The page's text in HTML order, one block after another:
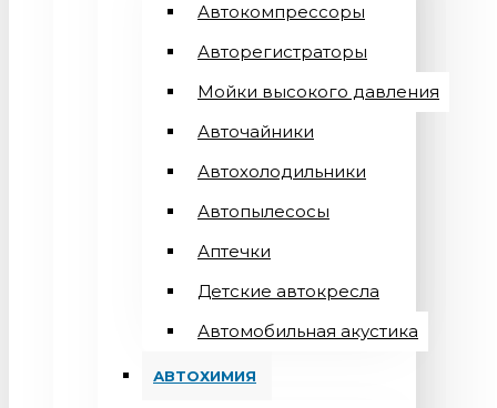
Автокомпрессоры
Авторегистраторы
Мойки высокого давления
Авточайники
Автохолодильники
Автопылесосы
Аптечки
Детские автокресла
Автомобильная акустика
АВТОХИМИЯ